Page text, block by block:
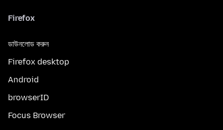
Firefox
ডাউনলোড করুন
Firefox desktop
Android
browserID
Focus Browser